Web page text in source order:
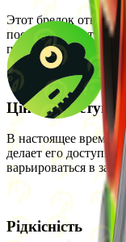
Этот брелок
посвящённым
приобрести на
Ціна та
В настоящее время
делает его
варьироваться в
Рідкісність